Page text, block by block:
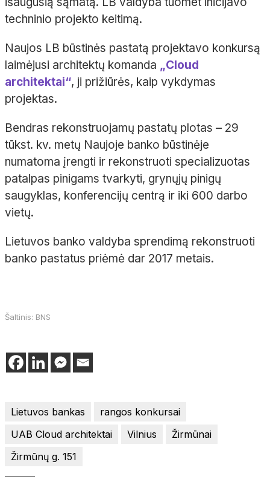
techninio projekto keitimą.
Naujos LB būstinės pastatą projektavo konkursą
laimėjusi architektų komanda „Cloud
architektai“, ji prižiūrės, kaip vykdymas
projektas.
Bendras rekonstruojamų pastatų plotas – 29
tūkst. kv. metų Naujoje banko būstinėje
numatoma įrengti ir rekonstruoti specializuotas
patalpas pinigams tvarkyti, grynųjų pinigų
saugyklas, konferencijų centrą ir iki 600 darbo
vietų.
Lietuvos banko valdyba sprendimą rekonstruoti
banko pastatus priėmė dar 2017 metais.
Šaltinis: BNS
Lietuvos bankas
rangos konkursai
UAB Cloud architektai
Vilnius
Žirmūnai
Žirmūnų g. 151